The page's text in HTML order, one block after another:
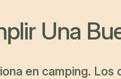
Una
en camping.